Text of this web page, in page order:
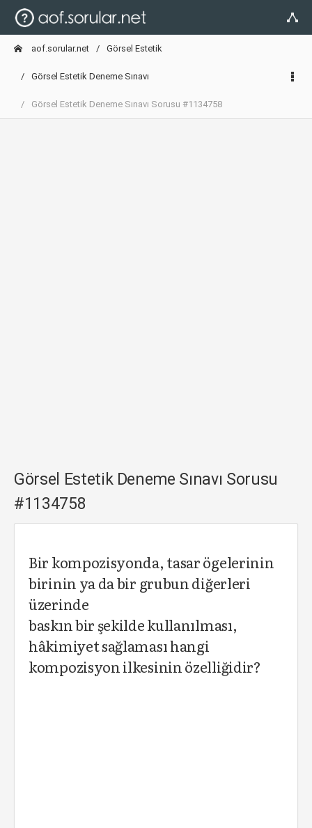
aof.sorular.net Görsel Estetik
Görsel Estetik Deneme Sınavı
Görsel Estetik Deneme Sınavı Sorusu #1134758
Görsel Estetik Deneme Sınavı Sorusu
#1134758
Bir kompozisyonda, tasar ögelerinin
birinin ya da bir grubun diğerleri
üzerinde
baskın bir şekilde kullanılması,
hâkimiyet sağlaması hangi
kompozisyon ilkesinin özelliğidir?